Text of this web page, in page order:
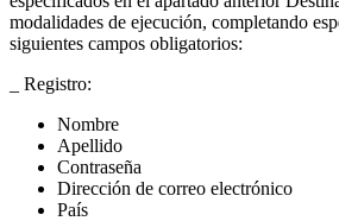
modalidades de ejecución, completando
siguientes campos obligatorios:
_ Registro:
Nombre
Apellido
Contraseña
Dirección de correo electrónico
País